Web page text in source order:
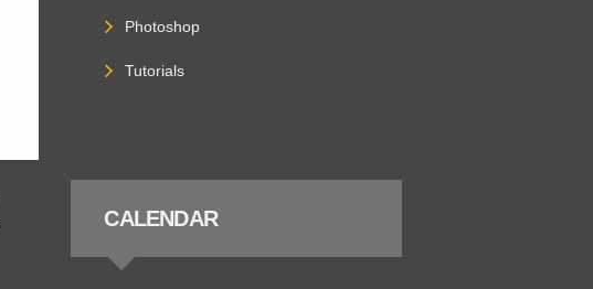
Photoshop
Tutorials
CALENDAR